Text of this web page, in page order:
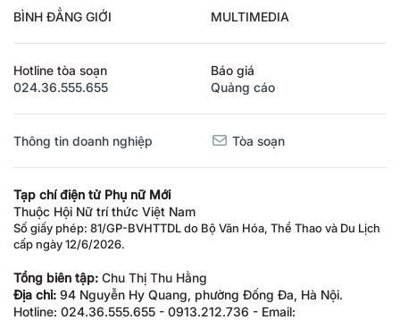
BÌNH ĐẲNG GIỚI MULTIMEDIA
Hotline tòa soạn
024.36.555.655
Báo giá
Quảng cáo
Thông tin doanh nghiệp Tòa soạn
Tạp chí điện tử Phụ nữ Mới
Thuộc Hội Nữ trí thức Việt Nam
Số giấy phép: 81/GP-BVHTTDL do Bộ Văn Hóa, Thể Thao và Du Lịch
cấp ngày 12/6/2026.
Tổng biên tập: Chu Thị Thu Hằng
Địa chỉ: 94 Nguyễn Hy Quang, phường Đống Đa, Hà Nội.
Hotline: 024.36.555.655 - 0913.212.736 - Email: